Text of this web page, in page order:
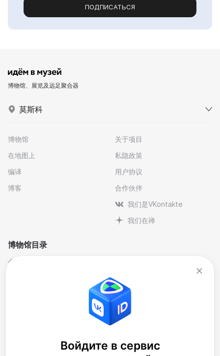
ПОДПИСАТЬСЯ
博物馆、展览及远足聚合器
莫斯科
博物馆
在地图上
编译
博客
关于项目
私隐政策
用户协议
合作伙伴
我们是VKontakte
我们在禅
博物馆目录
个人与纪念博物馆
自然科学博物馆
艺术
行业
博物馆藏品
Войдите в сервис